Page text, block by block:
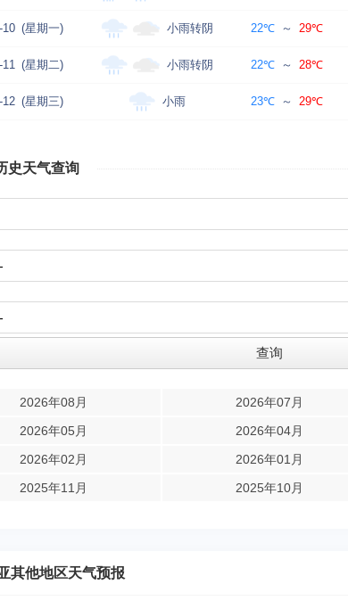
10 (星期一) 小雨转阴 22℃ ～ 29℃
11 (星期二) 小雨转阴 22℃ ～ 28℃
12 (星期三) 小雨 23℃ ～ 29℃
史天气查询
2026年08月 2026年07月
2026年05月
2026年04月
2026年02月
2026年01月
2025年11月
2025年10月
其他地区天气预报